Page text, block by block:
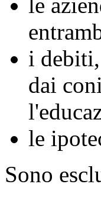
i debiti,
dai
le
Sono